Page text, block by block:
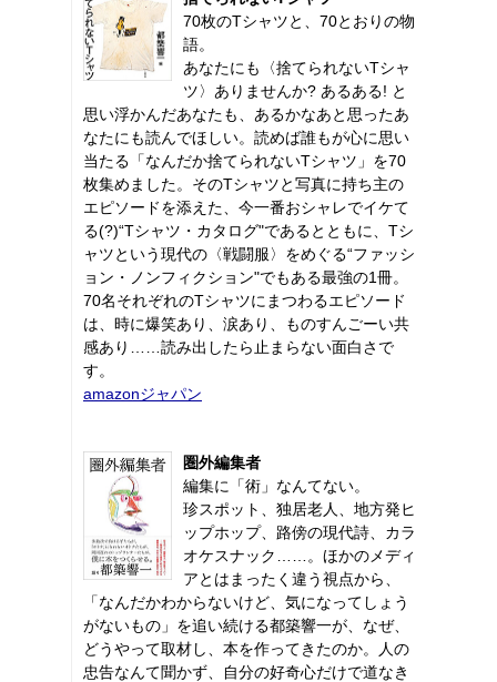
70枚のTシャツと、70とおりの物
語。
あなたにも〈捨てられないTシャ
ツ〉ありませんか? あるある! と
思い浮かんだあなたも、あるかなあと思ったあ
なたにも読んでほしい。読めば誰もが心に思い
当たる「なんだか捨てられないTシャツ」を70
枚集めました。そのTシャツと写真に持ち主の
エピソードを添えた、今一番おシャレでイケて
る(?)“Tシャツ・カタログ"であるとともに、Tシ
ャツという現代の〈戦闘服〉をめぐる“ファッシ
ョン・ノンフィクション"でもある最強の1冊。
70名それぞれのTシャツにまつわるエピソード
は、時に爆笑あり、涙あり、ものすんごーい共
感あり……読み出したら止まらない面白さで
す。
amazonジャパン
圏外編集者
編集に「術」なんてない。
珍スポット、独居老人、地方発ヒ
ップホップ、路傍の現代詩、カラ
オケスナック……。ほかのメディ
アとはまったく違う視点から、
「なんだかわからないけど、気になってしょう
がないもの」を追い続ける都築響一が、なぜ、
どうやって取材し、本を作ってきたのか。人の
忠告なんて聞かず、自分の好奇心だけで道なき